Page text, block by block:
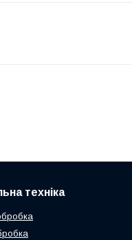
техніка